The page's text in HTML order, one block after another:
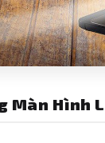
Màn Hình